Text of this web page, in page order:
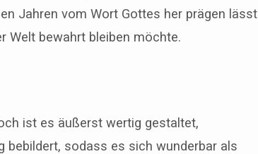
Jahren vom Wort Gottes her prägen lässt
Welt bewahrt bleiben möchte.
ist es äußerst wertig gestaltet,
bebildert, sodass es sich wunderbar als